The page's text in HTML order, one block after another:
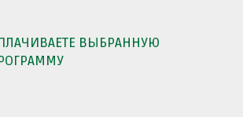
ВЫБРАННУЮ